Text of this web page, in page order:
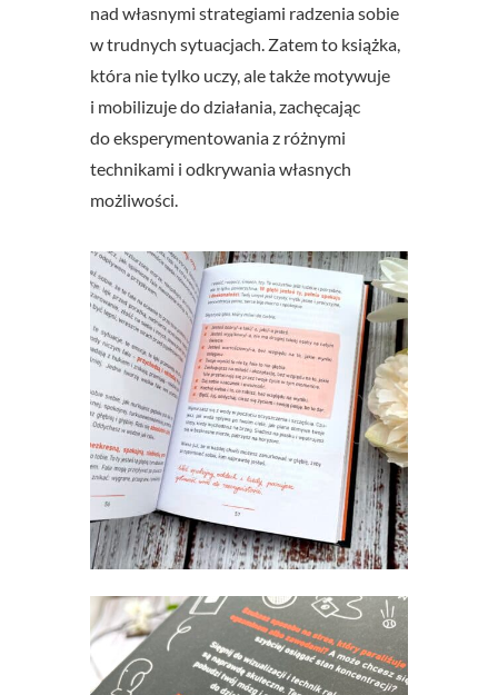
nad własnymi strategiami radzenia sobie
w trudnych sytuacjach. Zatem to książka,
która nie tylko uczy, ale także motywuje
i mobilizuje do działania, zachęcając
do eksperymentowania z różnymi
technikami i odkrywania własnych
możliwości.